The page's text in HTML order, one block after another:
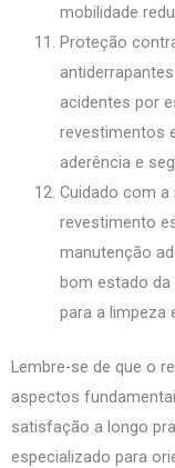
mobilidade
Proteção
acidentes por
revestimentos
aderência e
Cuidado com
revestimento
manutenção
bom estado da
para a limpeza
Lembre-se de que o
aspectos
satisfação a longo
especializado para